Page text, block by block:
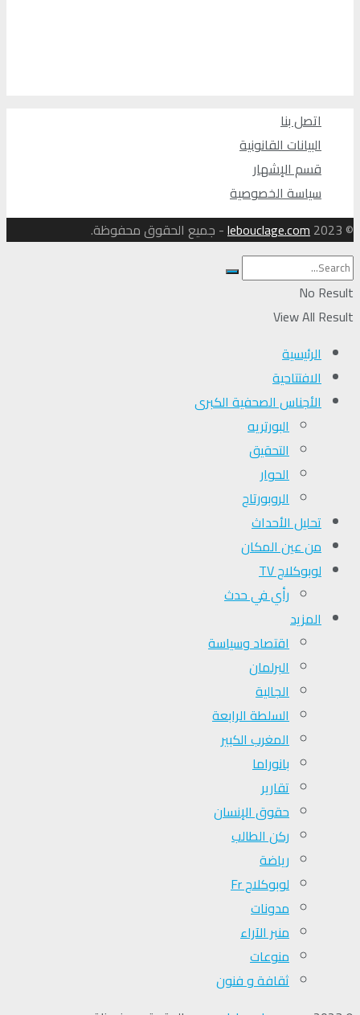
اتصل بنا
البيانات القانونية
قسم الإشهار
سياسة الخصوصية
© 2023
lebouclage.com- جميع الحقوق محفوظة.
No Result
View All Result
الرئيسية
الافتتاحية
الأجناس الصحفية الكبرى
البورتريه
التحقیق
الحوار
الروبورتاج
تحلیل الأحداث
من عين المكان
لوبوكلاج TV
رأي في حدث
المزيد
اقتصاد وسياسة
البرلمان
الجالية
السلطة الرابعة
المغرب الكبير
بانوراما
تقارير
حقوق الإنسان
ركن الطالب
رياضة
لوبوكلاج Fr
مدونات
منبر الآراء
منوعات
ثقافة و فنون